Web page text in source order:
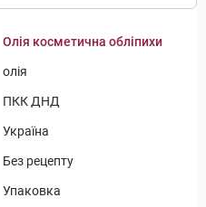
Олія косметична обліпихи
олія
ПКК ДНД
Україна
Без рецепту
Упаковка